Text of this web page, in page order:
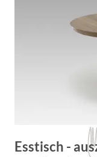
Esstisch -